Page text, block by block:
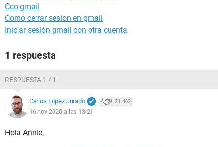
Cco gmail
Como cerrar sesion en gmail
Iniciar sesión gmail con otra cuenta
1 respuesta
RESPUESTA 1 / 1
Carlos López Jurado 21.402
16 nov 2020 a las 13:21
Hola Annie,